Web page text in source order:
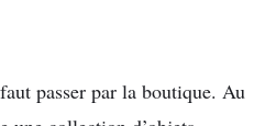
passer par la boutique. Au